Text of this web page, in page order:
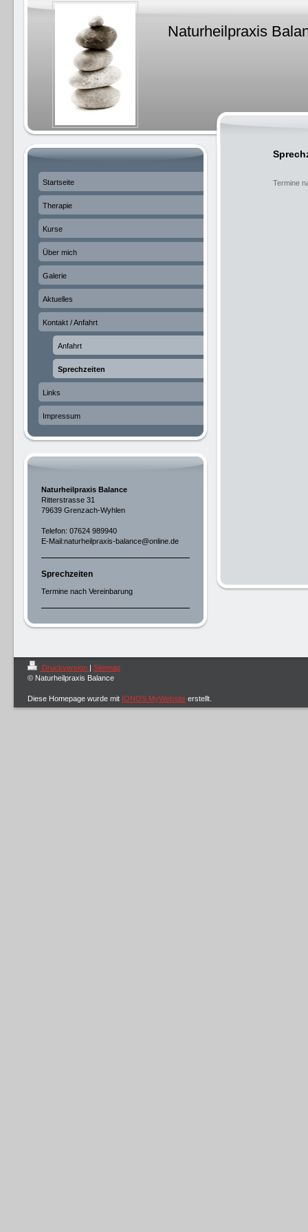
Naturheilpraxis
Termine
Startseite
Therapie
Kurse
Über mich
Galerie
Aktuelles
Kontakt / Anfahrt
Anfahrt
Sprechzeiten
Links
Impressum
Naturheilpraxis Balance
Ritterstrasse 31
79639 Grenzach-Wyhlen
Telefon: 07624 989940
E-Mail:naturheilpraxis-balance@online.de
Sprechzeiten
Termine nach Vereinbarung
Druckversion | Sitemap
© Naturheilpraxis Balance
Diese Homepage wurde mit IONOS MyWebsite erstellt.